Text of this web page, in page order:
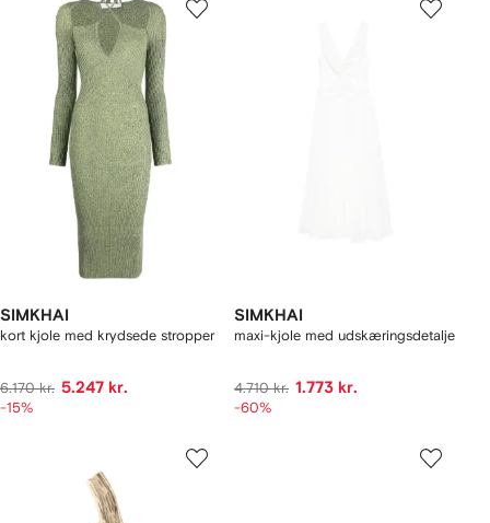
SIMKHAI
kort kjole med krydsede stropper
6.170 kr. 5.247 kr.
-15%
SIMKHAI
maxi-kjole med udskæringsdetalje
4.710 kr. 1.773 kr.
-60%